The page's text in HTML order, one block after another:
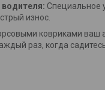
Специальное
износ.
ковриками ваш
раз, когда садитесь